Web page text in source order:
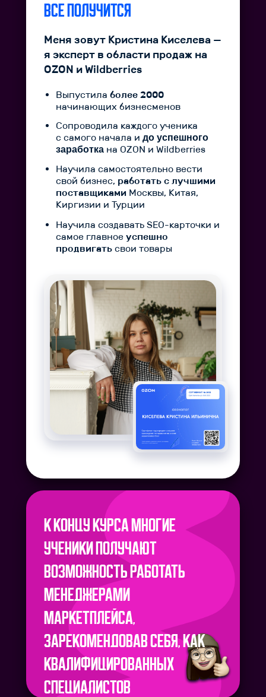
ВСЕ ПОЛУЧИТСЯ
Меня зовут Кристина Киселева —
я эксперт в области продаж на
OZON и Wildberries
Выпустила более 2000
начинающих бизнесменов
Сопроводила каждого ученика
с самого начала и до успешного
заработка на OZON и Wildberries
Научила самостоятельно вести
свой бизнес, работать с лучшими
поставщиками Москвы, Китая,
Киргизии и Турции
Научила создавать SEO-карточки и
самое главное успешно
продвигать свои товары
К концу курса многие
ученики получают
возможность работать
менеджерами
маркетплейса,
зарекомендовав себя, как
квалифицированных
специалистов